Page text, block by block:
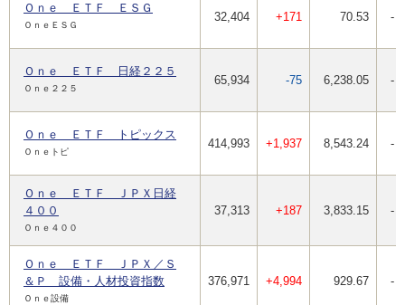
Ｏｎｅ ＥＴＦ ＥＳＧ
ＯｎｅＥＳＧ
32,404 +171 70.53 -
Ｏｎｅ ＥＴＦ 日経２２５
Ｏｎｅ２２５
65,934 -75 6,238.05 -
Ｏｎｅ ＥＴＦ トピックス
Ｏｎｅトピ
414,993 +1,937 8,543.24 -
Ｏｎｅ ＥＴＦ ＪＰＸ日経
４００
Ｏｎｅ４００
37,313 +187 3,833.15 -
Ｏｎｅ ＥＴＦ ＪＰＸ／Ｓ
＆Ｐ 設備・人材投資指数
Ｏｎｅ設備
376,971 +4,994 929.67 -